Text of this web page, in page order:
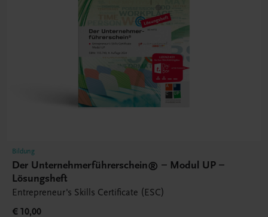
Bildung
Der Unternehmerführerschein® – Modul UP –
Lösungsheft
Entrepreneur's Skills Certificate (ESC)
€ 10,00